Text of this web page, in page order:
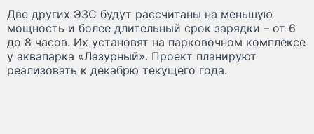
Две других ЭЗС будут рассчитаны на меньшую
мощность и более длительный срок зарядки – от 6
до 8 часов. Их установят на парковочном комплексе
у аквапарка «Лазурный». Проект планируют
реализовать к декабрю текущего года.